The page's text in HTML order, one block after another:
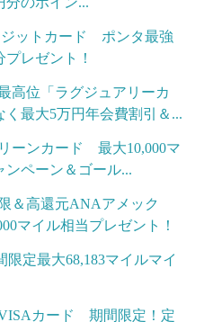
ジットカード ポンタ最強
レゼント！
高位「ラグジュアリーカ
最大5万円年会費割引＆...
ーンカード 最大10,000マ
ンペーン＆ゴール...
＆高還元ANAアメック
マイル相当プレゼント！
定最大68,183マイルマイ
カード 期間限定！定